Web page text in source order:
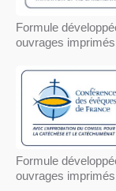
Formule
ouvrages
Formule
ouvrages